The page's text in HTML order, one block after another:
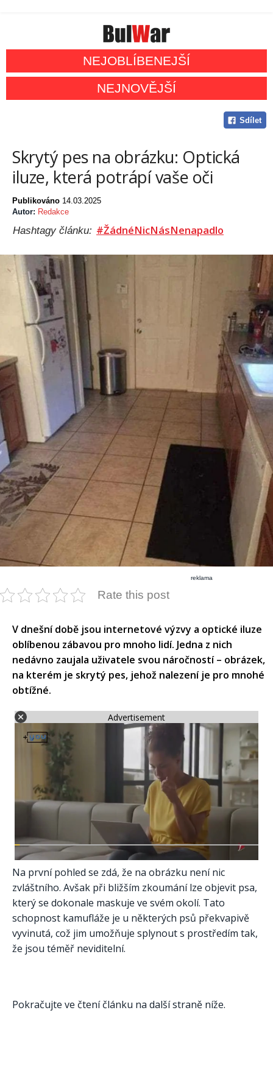
NEJOBLÍBENEJŠÍ
NEJNOVĚJŠÍ
Sdílet
Skrytý pes na obrázku: Optická
iluze, která potrápí vaše oči
Publikováno 14.03.2025
Autor: Redakce
Hashtagy článku: #ŽádnéNicNásNenapadlo
reklama
Rate this post
​V dnešní době jsou internetové výzvy a optické iluze
oblíbenou zábavou pro mnoho lidí. Jedna z nich
nedávno zaujala uživatele svou náročností – obrázek,
na kterém je skrytý pes, jehož nalezení je pro mnohé
obtížné.​
Advertisement
Na první pohled se zdá, že na obrázku není nic
zvláštního. Avšak při bližším zkoumání lze objevit psa,
který se dokonale maskuje ve svém okolí. Tato
schopnost kamufláže je u některých psů překvapivě
vyvinutá, což jim umožňuje splynout s prostředím tak,
že jsou téměř neviditelní.
Pokračujte ve čtení článku na další straně níže.